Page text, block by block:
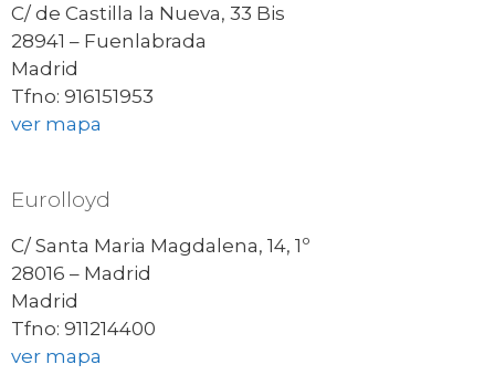
C/ de Castilla la Nueva, 33 Bis
28941 – Fuenlabrada
Madrid
Tfno: 916151953
ver mapa
Eurolloyd
C/ Santa Maria Magdalena, 14, 1º
28016 – Madrid
Madrid
Tfno: 911214400
ver mapa